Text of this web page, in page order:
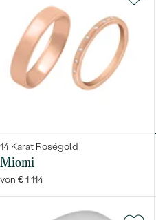
14 Karat Roségold
Miomi
von € 1 114